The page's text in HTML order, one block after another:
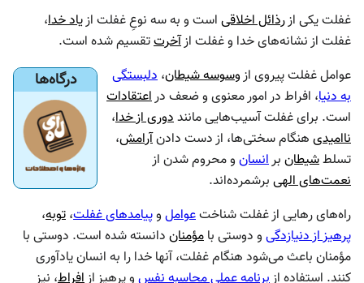
غفلت یکی ازرذائل اخلاقی است و به سه نوعِ غفلت ازیاد خدا،
غفلت از نشانه‌های خدا و غفلت ازآخرتتقسیم شده است.
درگاه‌ها عوامل غفلت پیروی ازوسوسه شیطان، دلبستگی
به دنیا، افراط در امور معنوی و ضعف دراعتقادات
است. برای غفلت آسیب‌هایی ماننددوری از خدا،
ناامیدی هنگام سختی‌ها، از دست دادنآرامش،
تسلطشیطان برانسان و محروم شدن از
نعمت‌های الهی برشمرده‌اند.
راه‌های رهایی از غفلت شناختعوامل وپیامدهای غفلت، توبه،
پرهیز از دنیازدگی و دوستی با مؤمنان دانسته شده است. دوستی با
مؤمنان باعث می‌شود هنگام غفلت، آنها خدا را به انسان یادآوری
کنند. استفاده ازبرنامه عملی محاسبه نفس و پرهیز ازافراط، نیز